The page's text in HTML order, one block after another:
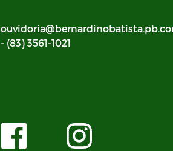
- (83) 3561-1021